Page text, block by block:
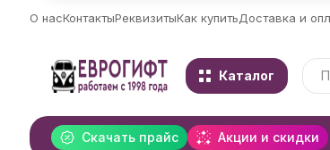
О насКонтактыРеквизитыКак купитьДоставка и
Каталог
Скачать прайс Акции и скидки